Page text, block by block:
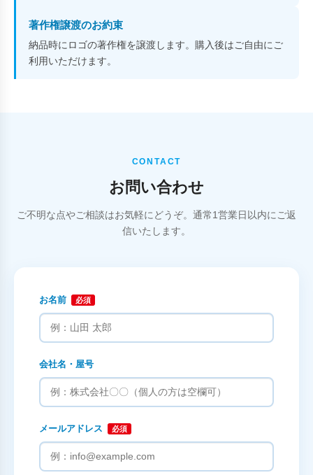
著作権譲渡のお約束
納品時にロゴの著作権を譲渡します。購入後はご自由にご
利用いただけます。
CONTACT
お問い合わせ
ご不明な点やご相談はお気軽にどうぞ。通常1営業日以内にご返
信いたします。
お名前 必須
会社名・屋号
メールアドレス 必須